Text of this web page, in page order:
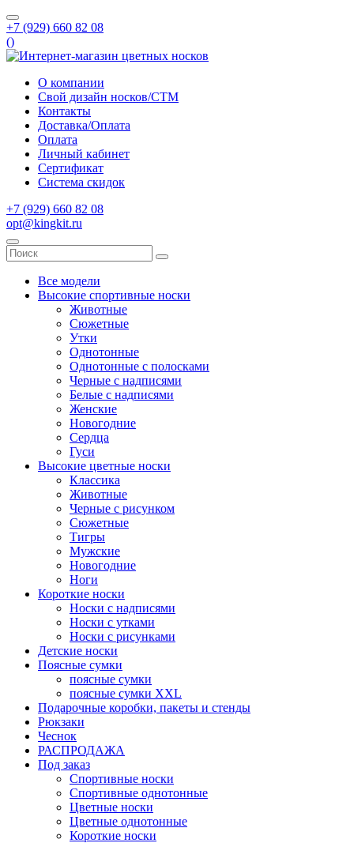
+7 (929) 660 82 08
()
О компании
Свой дизайн носков/СТМ
Контакты
Доставка/Оплата
Оплата
Личный кабинет
Сертификат
Система скидок
+7 (929) 660 82 08
opt@kingkit.ru
Все модели
Высокие спортивные носки
Животные
Сюжетные
Утки
Однотонные
Однотонные с полосками
Черные с надписями
Белые с надписями
Женские
Новогодние
Сердца
Гуси
Высокие цветные носки
Классика
Животные
Черные с рисунком
Сюжетные
Тигры
Мужские
Новогодние
Ноги
Короткие носки
Носки с надписями
Носки с утками
Носки с рисунками
Детские носки
Поясные сумки
поясные сумки
поясные сумки XXL
Подарочные коробки, пакеты и стенды
Рюкзаки
Чеснок
РАСПРОДАЖА
Под заказ
Спортивные носки
Спортивные однотонные
Цветные носки
Цветные однотонные
Короткие носки